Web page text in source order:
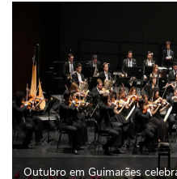
Outubro em Guimarães